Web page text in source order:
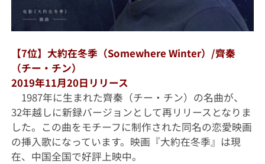
【7位】大約在冬季（Somewhere Winter）/齊秦
（チー・チン）
2019年11月20日リリース
1987年に生まれた齊秦（チー・チン）の名曲が、
32年越しに新録バージョンとして再リリースとなりま
した。この曲をモチーフに制作された同名の恋愛映画
の挿入歌になっています。映画『大約在冬季』は現
在、中国全国で好評上映中。